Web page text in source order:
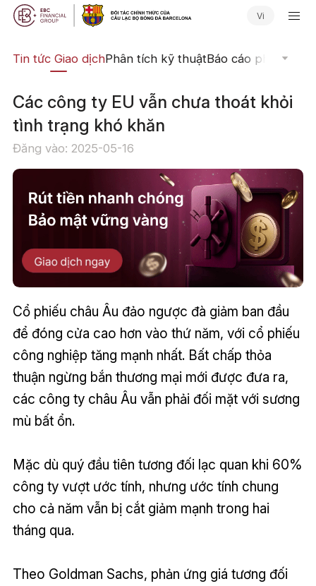
Vi
Tin tức Giao dịchPhân tích kỹ thuậtBáo cáo phân tích
Các công ty EU vẫn chưa thoát khỏi
tình trạng khó khăn
Đăng vào: 2025-05-16
Cổ phiếu châu Âu đảo ngược đà giảm ban đầu
để đóng cửa cao hơn vào thứ năm, với cổ phiếu
công nghiệp tăng mạnh nhất. Bất chấp thỏa
thuận ngừng bắn thương mại mới được đưa ra,
các công ty châu Âu vẫn phải đối mặt với sương
mù bất ổn.
Mặc dù quý đầu tiên tương đối lạc quan khi 60%
công ty vượt ước tính, nhưng ước tính chung
cho cả năm vẫn bị cắt giảm mạnh trong hai
tháng qua.
Theo Goldman Sachs, phản ứng giá tương đối